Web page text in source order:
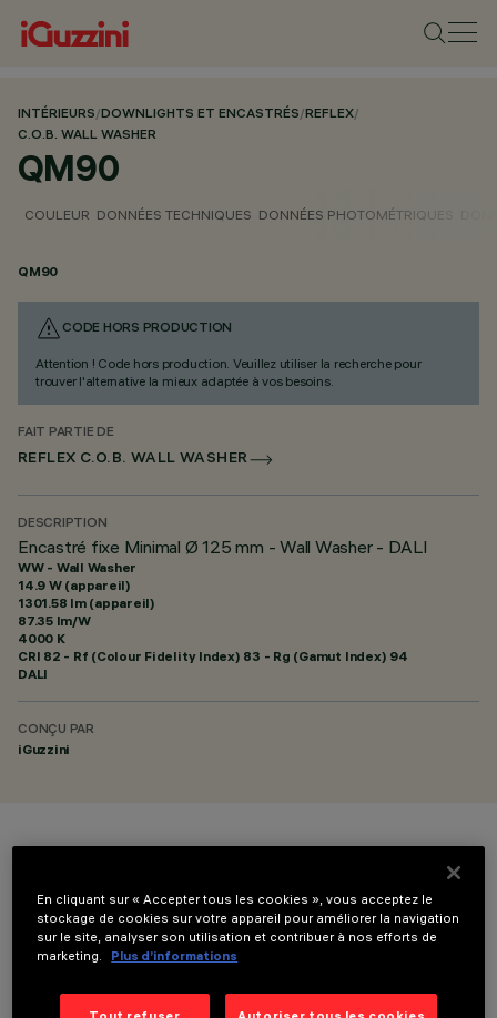
INTÉRIEURS/DOWNLIGHTS ET ENCASTRÉS/REFLEX/
C.O.B. WALL WASHER
QM90
COULEUR DONNÉES TECHNIQUES DONNÉES PHOTOMÉTRIQUES
QM90
CODE HORS PRODUCTION
Attention ! Code hors production. Veuillez utiliser la recherche pour
trouver l'alternative la mieux adaptée à vos besoins.
FAIT PARTIE DE
REFLEX C.O.B. WALL WASHER
DESCRIPTION
Encastré fixe Minimal Ø 125 mm - Wall Washer - DALI
WW - Wall Washer
14.9 W (appareil)
1301.58 lm (appareil)
87.35 lm/W
4000 K
CRI 82 - Rf (Colour Fidelity Index) 83 - Rg (Gamut Index) 94
DALI
CONÇU PAR
iGuzzini
En cliquant sur « Accepter tous les cookies », vous acceptez le
stockage de cookies sur votre appareil pour améliorer la navigation
sur le site, analyser son utilisation et contribuer à nos efforts de
marketing.
Plus d’informations